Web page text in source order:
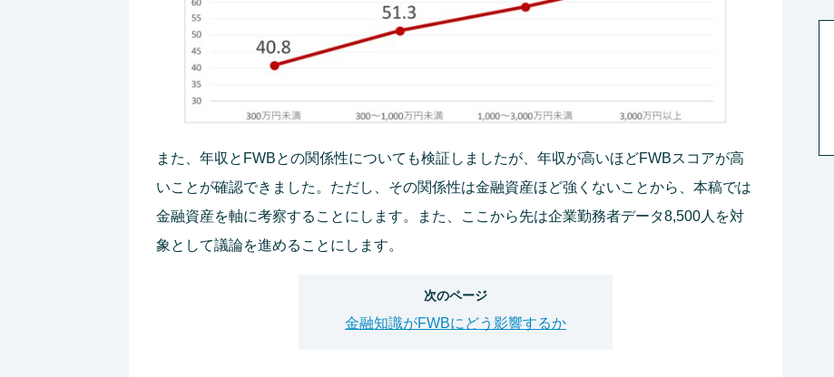
また、年収とFWBとの関係性についても検証しましたが、年収が高いほどFWBスコアが高
いことが確認できました。ただし、その関係性は金融資産ほど強くないことから、本稿では
金融資産を軸に考察することにします。また、ここから先は企業勤務者データ8,500人を対
象として議論を進めることにします。
次のページ
金融知識がFWBにどう影響するか